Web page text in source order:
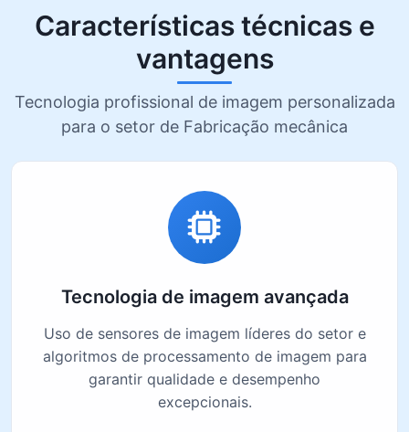
Características técnicas e
vantagens
Tecnologia profissional de imagem personalizada
para o setor de Fabricação mecânica
Tecnologia de imagem avançada
Uso de sensores de imagem líderes do setor e
algoritmos de processamento de imagem para
garantir qualidade e desempenho
excepcionais.